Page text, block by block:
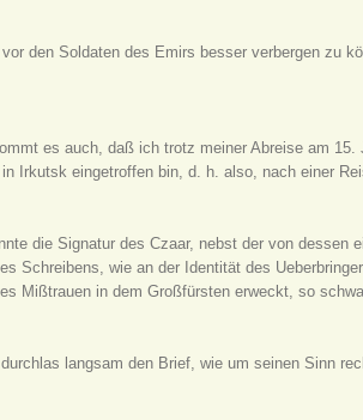
den Soldaten des Emirs besser verbergen zu
es auch, daß ich trotz meiner Abreise am 15.
Irkutsk eingetroffen bin, d. h. also, nach einer
die Signatur des Czaar, nebst der von dessen
Schreibens, wie an der Identität des
Mißtrauen in dem Großfürsten erweckt, so
langsam den Brief, wie um seinen Sinn